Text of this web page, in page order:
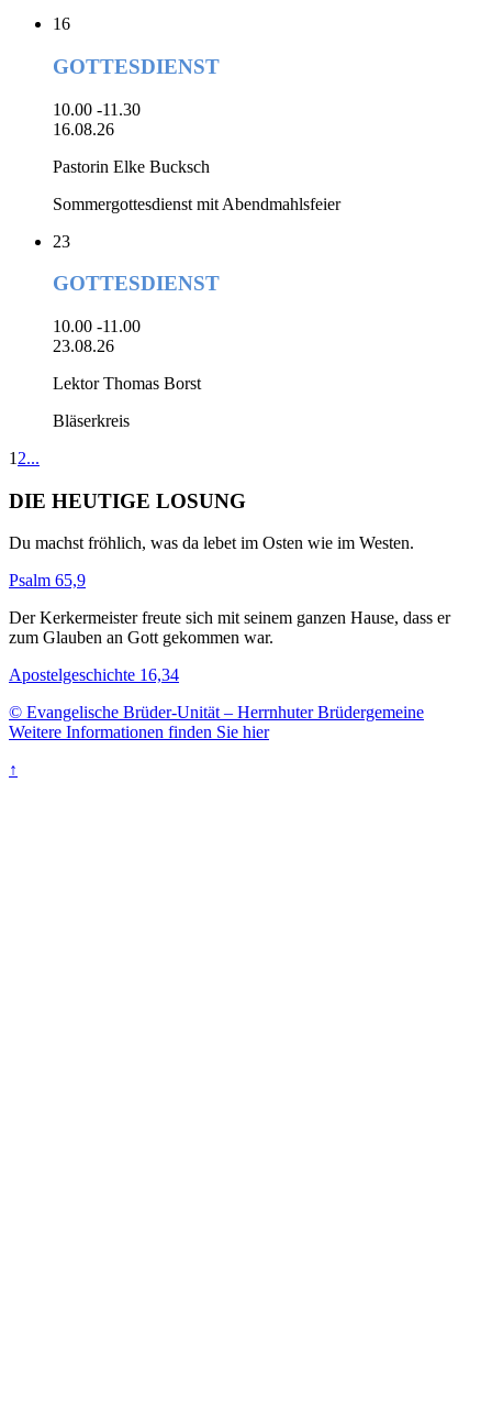
16
GOTTESDIENST
10.00 -11.30
16.08.26
Pastorin Elke Bucksch
Sommergottesdienst mit Abendmahlsfeier
23
GOTTESDIENST
10.00 -11.00
23.08.26
Lektor Thomas Borst
Bläserkreis
1 2...
DIE HEUTIGE LOSUNG
Du machst fröhlich, was da lebet im Osten wie im Westen.
Psalm 65,9
Der Kerkermeister freute sich mit seinem ganzen Hause, dass er
zum Glauben an Gott gekommen war.
Apostelgeschichte 16,34
© Evangelische Brüder-Unität – Herrnhuter Brüdergemeine
Weitere Informationen finden Sie hier
↑